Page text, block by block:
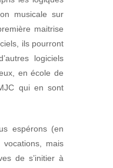
musicale sur
maitrise
ils pourront
logiciels
en école de
qui en sont
espérons (en
mais
de s’initier à